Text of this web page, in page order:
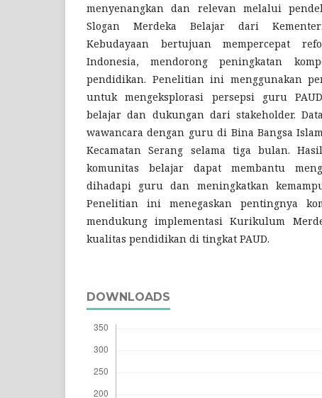
menyenangkan dan relevan melalui
Slogan Merdeka Belajar dari
Kebudayaan bertujuan mempercepat
Indonesia, mendorong peningkatan
pendidikan. Penelitian ini menggunakan
untuk mengeksplorasi persepsi guru
belajar dan dukungan dari stakeholder.
wawancara dengan guru di Bina Bangsa
Kecamatan Serang selama tiga bulan.
komunitas belajar dapat membantu
dihadapi guru dan meningkatkan
Penelitian ini menegaskan pentingnya
mendukung implementasi Kurikulum
kualitas pendidikan di tingkat PAUD.
DOWNLOADS